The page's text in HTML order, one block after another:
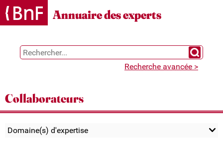
Gestion des cookies
Annuaire des experts
Chercher
Recherche avancée >
Collaborateurs
Domaine(s) d'expertise